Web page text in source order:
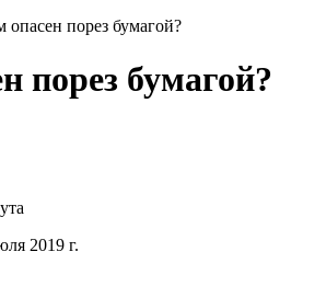
опасен порез бумагой?
порез бумагой?
2019 г.